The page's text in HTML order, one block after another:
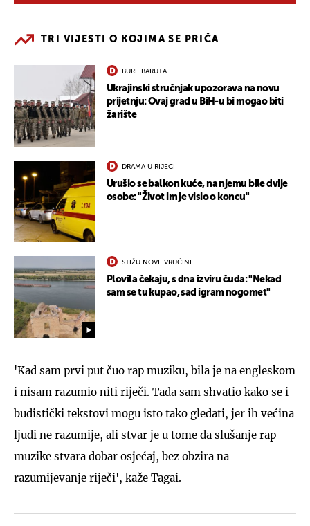
TRI VIJESTI O KOJIMA SE PRIČA
BURE BARUTA
Ukrajinski stručnjak upozorava na novu
prijetnju: Ovaj grad u BiH-u bi mogao biti
žarište
DRAMA U RIJECI
Urušio se balkon kuće, na njemu bile dvije
osobe: "Život im je visio o koncu"
STIŽU NOVE VRUĆINE
Plovila čekaju, s dna izviru čuda: "Nekad
sam se tu kupao, sad igram nogomet"
'Kad sam prvi put čuo rap muziku, bila je na engleskom
i nisam razumio niti riječi. Tada sam shvatio kako se i
budistički tekstovi mogu isto tako gledati, jer ih većina
ljudi ne razumije, ali stvar je u tome da slušanje rap
muzike stvara dobar osjećaj, bez obzira na
razumijevanje riječi', kaže Tagai.